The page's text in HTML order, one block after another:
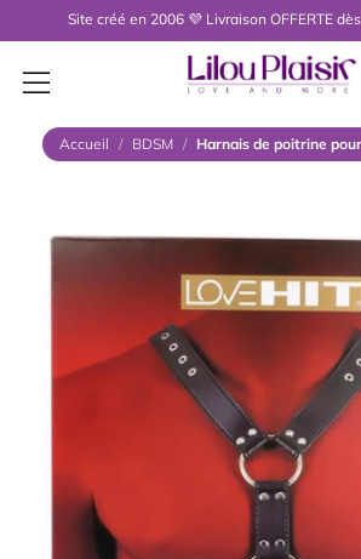
Site créé en 2006 💜 Livraison OFFERTE
Menu
Accueil / BDSM / Harnais de poitrine